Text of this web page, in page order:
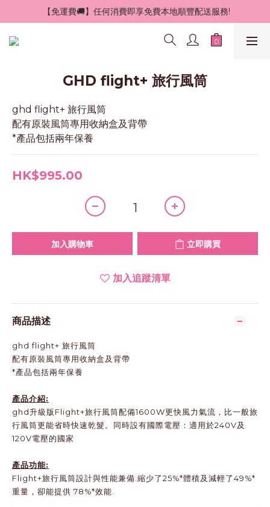
【免運費🚚】任何消費即享免費本地順豐配送服務!
GHD flight+ 旅行風筒
ghd flight+ 旅行風筒
配有原裝風筒專用收納盒及背帶
*產品包括兩年保養
HK$995.00
加入購物車 立即購買
加入追蹤清單
商品描述
ghd flight+ 旅行風筒
配有原裝風筒專用收納盒及背帶
*產品包括兩年保養
產品介紹:
ghd升級版Flight+旅行風筒配備1600W更快風力氣流，比一般旅
行風筒更能省時快速乾髮。同時設有國際電壓：適用於240V及
120V電壓的國家
產品功能:
Flight+旅行風筒設計與性能兼備.縮少了25%*體積及減輕了49%*
重量，卻能提供 78%*效能.